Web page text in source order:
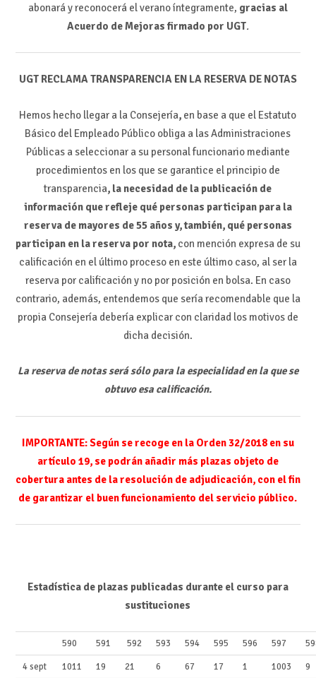
abonará y reconocerá el verano íntegramente, gracias al
Acuerdo de Mejoras firmado por UGT.
UGT RECLAMA TRANSPARENCIA EN LA RESERVA DE NOTAS
Hemos hecho llegar a la Consejería, en base a que el Estatuto
Básico del Empleado Público obliga a las Administraciones
Públicas a seleccionar a su personal funcionario mediante
procedimientos en los que se garantice el principio de
transparencia, la necesidad de la publicación de
información que refleje qué personas participan para la
reserva de mayores de 55 años y, también, qué personas
participan en la reserva por nota, con mención expresa de su
calificación en el último proceso en este último caso, al ser la
reserva por calificación y no por posición en bolsa. En caso
contrario, además, entendemos que sería recomendable que la
propia Consejería debería explicar con claridad los motivos de
dicha decisión.
La reserva de notas será sólo para la especialidad en la que se
obtuvo esa calificación.
IMPORTANTE: Según se recoge en la Orden 32/2018 en su
artículo 19, se podrán añadir más plazas objeto de
cobertura antes de la resolución de adjudicación, con el fin
de garantizar el buen funcionamiento del servicio público.
Estadística de plazas publicadas durante el curso para
sustituciones
590 591 592 593 594 595 596 597
4 sept 1011 19 21 6 67 17 1 1003 9